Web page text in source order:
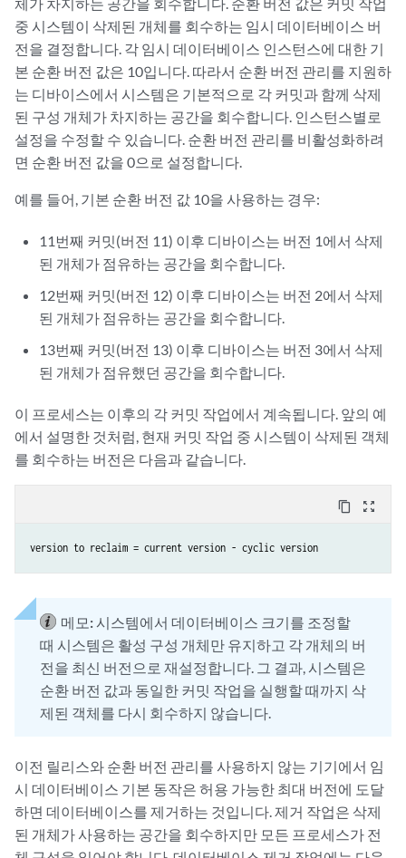
중 시스템이 삭제된 개체를 회수하는 임시 데이터베이스 버
전을 결정합니다. 각 임시 데이터베이스 인스턴스에 대한 기
본 순환 버전 값은 10입니다. 따라서 순환 버전 관리를 지원하
는 디바이스에서 시스템은 기본적으로 각 커밋과 함께 삭제
된 구성 개체가 차지하는 공간을 회수합니다. 인스턴스별로
설정을 수정할 수 있습니다. 순환 버전 관리를 비활성화하려
면 순환 버전 값을 0으로 설정합니다.
예를 들어, 기본 순환 버전 값 10을 사용하는 경우:
11번째 커밋(버전 11) 이후 디바이스는 버전 1에서 삭제
된 개체가 점유하는 공간을 회수합니다.
12번째 커밋(버전 12) 이후 디바이스는 버전 2에서 삭제
된 개체가 점유하는 공간을 회수합니다.
13번째 커밋(버전 13) 이후 디바이스는 버전 3에서 삭제
된 개체가 점유했던 공간을 회수합니다.
이 프로세스는 이후의 각 커밋 작업에서 계속됩니다. 앞의 예
에서 설명한 것처럼, 현재 커밋 작업 중 시스템이 삭제된 객체
를 회수하는 버전은 다음과 같습니다.
content_copy zoom_out_map
version to reclaim = current version - cyclic version
메모:시스템에서 데이터베이스 크기를 조정할
때 시스템은 활성 구성 개체만 유지하고 각 개체의 버
전을 최신 버전으로 재설정합니다. 그 결과, 시스템은
순환 버전 값과 동일한 커밋 작업을 실행할 때까지 삭
제된 객체를 다시 회수하지 않습니다.
이전 릴리스와 순환 버전 관리를 사용하지 않는 기기에서 임
시 데이터베이스 기본 동작은 허용 가능한 최대 버전에 도달
하면 데이터베이스를 제거하는 것입니다. 제거 작업은 삭제
된 개체가 사용하는 공간을 회수하지만 모든 프로세스가 전